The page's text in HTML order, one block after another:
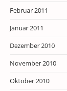
Februar 2011
Januar 2011
Dezember 2010
November 2010
Oktober 2010